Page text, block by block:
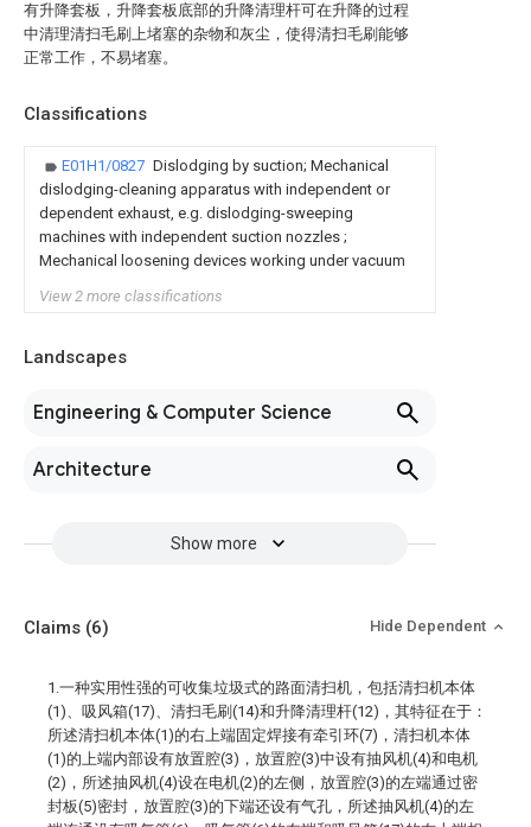
有升降套板，升降套板底部的升降清理杆可在升降的过程
中清理清扫毛刷上堵塞的杂物和灰尘，使得清扫毛刷能够
正常工作，不易堵塞。
Classifications
E01H1/0827 Dislodging by suction; Mechanical
dislodging-cleaning apparatus with independent or
dependent exhaust, e.g. dislodging-sweeping
machines with independent suction nozzles ;
Mechanical loosening devices working under vacuum
View 2 more classifications
Landscapes
Engineering & Computer Science
Architecture
Show more
Claims (6) Hide Dependent
1.一种实用性强的可收集垃圾式的路面清扫机，包括清扫机本体
(1)、吸风箱(17)、清扫毛刷(14)和升降清理杆(12)，其特征在于：
所述清扫机本体(1)的右上端固定焊接有牵引环(7)，清扫机本体
(1)的上端内部设有放置腔(3)，放置腔(3)中设有抽风机(4)和电机
(2)，所述抽风机(4)设在电机(2)的左侧，放置腔(3)的左端通过密
封板(5)密封，放置腔(3)的下端还设有气孔，所述抽风机(4)的左